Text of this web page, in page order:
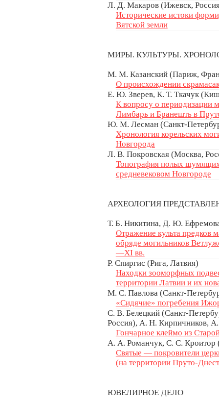
Л. Д. Макаров (Ижевск,
Исторические истоки
Вятской земли
МИРЫ. КУЛЬТУРЫ.
М. М. Казанский (Париж,
О происхождении
Е. Ю. Зверев, К. Т. Ткачук
К вопросу о периодизации
Лимбарь и Бранешть в
Ю. М. Лесман (Санкт-
Хронология корельских
Новгорода
Л. В. Покровская (Москва,
Топография полых шумящих
средневековом Новгороде
АРХЕОЛОГИЯ
Т. Б. Никитина, Д. Ю.
Отражение культа предков
обряде могильников
—XI вв.
Р. Спиргис (Рига, Латвия)
Находки зооморфных
территории Латвии и их
М. С. Павлова (Санкт-
«Сидячие» погребения
С. В. Белецкий (Санкт-
Россия), А. Н. Кирпичников,
Гончарное клеймо из
А. А. Романчук, С. С.
Святые — покровители
(на территории Пруто-
ЮВЕЛИРНОЕ ДЕЛО